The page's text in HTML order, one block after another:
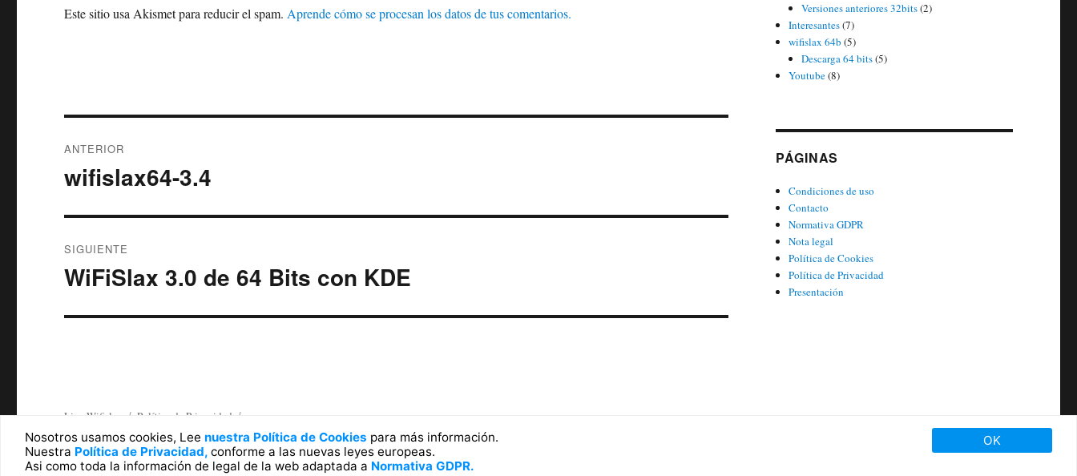
Este sitio usa Akismet para reducir el spam. Aprende cómo se procesan los datos de tus comentarios.
de
ANTERIOR
Entrada
wifislax64-3.4
SIGUIENTE
Entrada
WiFiSlax 3.0 de 64 Bits con KDE
Versiones anteriores 32bits(2)
Interesantes(7)
wifislax 64b (5)
Descarga 64 bits(5)
Youtube(8)
PÁGINAS
Condiciones de uso
Contacto
Normativa GDPR
Nota legal
Política de Cookies
Política de Privacidad
Presentación
Live Wifislax Política de Privacidad
OK
Nosotros usamos cookies, Lee nuestra Política de Cookies para más información.
Nuestra Política de Privacidad, conforme a las nuevas leyes europeas.
Asi como toda la información de legal de la web adaptada a Normativa GDPR.